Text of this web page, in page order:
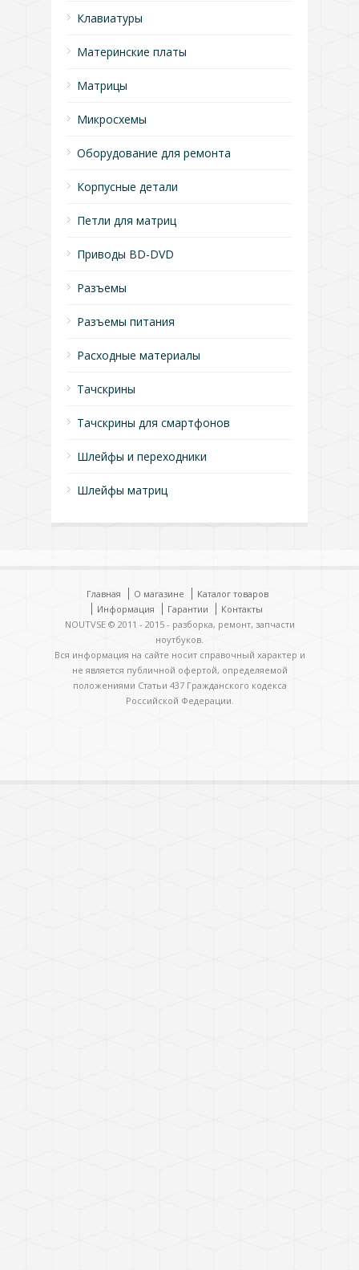
Клавиатуры
Материнские платы
Матрицы
Микросхемы
Оборудование для ремонта
Корпусные детали
Петли для матриц
Приводы BD-DVD
Разъемы
Разъемы питания
Расходные материалы
Тачскрины
Тачскрины для смартфонов
Шлейфы и переходники
Шлейфы матриц
Главная О магазине
Каталог товаров
Информация
Гарантии
Контакты
NOUTVSE © 2011 - 2015 - разборка, ремонт, запчасти
ноутбуков.
Вся информация на сайте носит справочный характер и
не является публичной офертой, определяемой
положениями Статьи 437 Гражданского кодекса
Российской Федерации.